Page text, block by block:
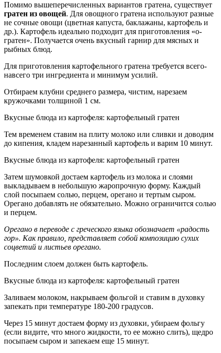
Помимо вышеперечисленных вариантов гратена, существует
гратен из овощей. Для овощного гратена используют разные
не сочные овощи (цветная капуста, баклажаны, картофель и
др.). Картофель идеально подходит для приготовления «о-
гратен». Получается очень вкусный гарнир для мясных и
рыбных блюд.
Для приготовления картофельного гратена требуется всего-
навсего три ингредиента и минимум усилий.
Отбираем клубни среднего размера, чистим, нарезаем
кружочками толщиной 1 см.
Вкусные блюда из картофеля: картофельный гратен
Тем временем ставим на плиту молоко или сливки и доводим
до кипения, кладем нарезанный картофель и варим 10 минут.
Вкусные блюда из картофеля: картофельный гратен
Затем шумовкой достаем картофель из молока и слоями
выкладываем в небольшую жаропрочную форму. Каждый
слой посыпаем солью, перцем, орегано и тертым сыром.
Орегано добавлять не обязательно. Можно ограничится солью
и перцем.
Орегано в переводе с греческого языка обозначает «радость
гор». Как правило, представляет собой композицию сухих
соцветий и листьев орегано.
Последним слоем должен быть картофель.
Вкусные блюда из картофеля: картофельный гратен
Заливаем молоком, накрываем фольгой и ставим в духовку
запекать при температуре 180-200 градусов.
Через 15 минут достаем форму из духовки, убираем фольгу
(если видите, что много жидкости, то ее можно слить), щедро
посыпаем сыром и запекаем еще 15 минут.